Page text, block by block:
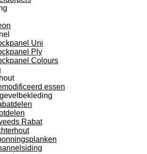
Uni
Ply
Colours
essen
Rabat